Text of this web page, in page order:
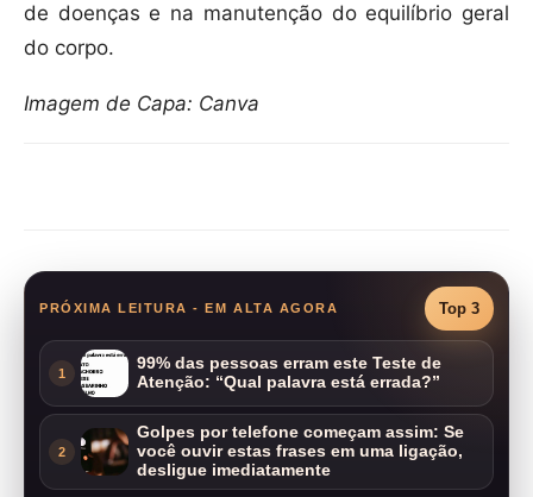
de doenças e na manutenção do equilíbrio geral
do corpo.
Imagem de Capa: Canva
PRÓXIMA LEITURA - EM ALTA AGORA Top 3
1
99% das pessoas erram este Teste de
Atenção: “Qual palavra está errada?”
2
Golpes por telefone começam assim: Se
você ouvir estas frases em uma ligação,
desligue imediatamente